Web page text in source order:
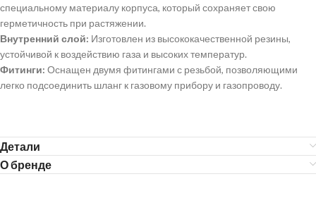
специальному материалу корпуса, который сохраняет свою
герметичность при растяжении.
Внутренний слой: Изготовлен из высококачественной резины,
устойчивой к воздействию газа и высоких температур.
Фитинги: Оснащен двумя фитингами с резьбой, позволяющими
легко подсоединить шланг к газовому прибору и газопроводу.
Детали
О бренде